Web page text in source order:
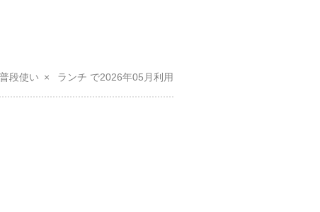
普段使い ランチ 2026年05月